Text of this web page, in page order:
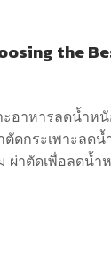
the
ะอาหารลดน้ำห
ดกระเพาะลด
ผ่าตัดเพื่อลดน้